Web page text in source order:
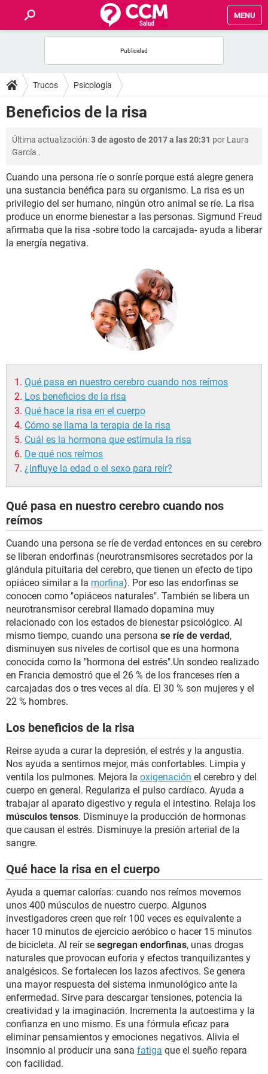
MENU
FOROS
SALUD
FAMILIA
BIENESTAR
SEXUALIDAD
Trucos Psicología
Beneficios de la risa
Última actualización:3 de agosto de 2017 a las 20:31 por Laura
García .
Cuando una persona ríe o sonríe porque está alegre genera
una sustancia benéfica para su organismo. La risa es un
privilegio del ser humano, ningún otro animal se ríe. La risa
produce un enorme bienestar a las personas. Sigmund Freud
afirmaba que la risa -sobre todo la carcajada- ayuda a liberar
la energía negativa.
Qué pasa en nuestro cerebro cuando nos reímos
Los beneficios de la risa
Qué hace la risa en el cuerpo
Cómo se llama la terapia de la risa
Cuál es la hormona que estimula la risa
De qué nos reímos
¿Influye la edad o el sexo para reír?
Qué pasa en nuestro cerebro cuando nos
reímos
Cuando una persona se ríe de verdad entonces en su cerebro
se liberan endorfinas (neurotransmisores secretados por la
glándula pituitaria del cerebro, que tienen un efecto de tipo
opiáceo similar a la morfina). Por eso las endorfinas se
conocen como "opiáceos naturales". También se libera un
neurotransmisor cerebral llamado dopamina muy
relacionado con los estados de bienestar psicológico. Al
mismo tiempo, cuando una persona se ríe de verdad,
disminuyen sus niveles de cortisol que es una hormona
conocida como la "hormona del estrés".Un sondeo realizado
en Francia demostró que el 26 % de los franceses ríen a
carcajadas dos o tres veces al día. El 30 % son mujeres y el
22 % hombres.
Los beneficios de la risa
Reirse ayuda a curar la depresión, el estrés y la angustia.
Nos ayuda a sentirnos mejor, más confortables. Limpia y
ventila los pulmones. Mejora la oxigenación el cerebro y del
cuerpo en general. Regulariza el pulso cardíaco. Ayuda a
trabajar al aparato digestivo y regula el intestino. Relaja los
músculos tensos. Disminuye la producción de hormonas
que causan el estrés. Disminuye la presión arterial de la
sangre.
Qué hace la risa en el cuerpo
Ayuda a quemar calorías: cuando nos reímos movemos
unos 400 músculos de nuestro cuerpo. Algunos
investigadores creen que reír 100 veces es equivalente a
hacer 10 minutos de ejercicio aeróbico o hacer 15 minutos
de bicicleta. Al reír se segregan endorfinas, unas drogas
naturales que provocan euforia y efectos tranquilizantes y
analgésicos. Se fortalecen los lazos afectivos. Se genera
una mayor respuesta del sistema inmunológico ante la
enfermedad. Sirve para descargar tensiones, potencia la
creatividad y la imaginación. Incrementa la autoestima y la
confianza en uno mismo. Es una fórmula eficaz para
eliminar pensamientos y emociones negativos. Alivia el
insomnio al producir una sana fatiga que el sueño repara
con facilidad.